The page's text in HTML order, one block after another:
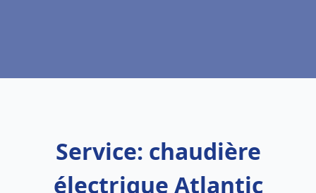
Service: chaudière
électrique Atlantic